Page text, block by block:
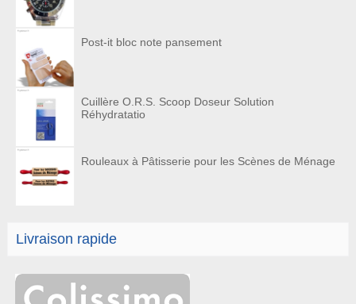
Post-it bloc note pansement
Cuillère O.R.S. Scoop Doseur Solution
Réhydratatio
Rouleaux à Pâtisserie pour les Scènes de Ménage
Livraison rapide